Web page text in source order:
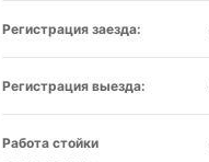
Регистрация заезда:
Регистрация выезда:
Работа стойки